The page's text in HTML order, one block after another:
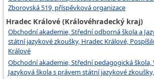
Zborovská 519, příspěvková organizace
Hradec Králové (Královéhradecký kraj)
Obchodní akademie, Střední odborná škola a
státní jazykové zkoušky, Hradec Králové,
Králové
Obchodní akademie, Střední pedagogická škola,
Jazyková škola s právem státní jazykové